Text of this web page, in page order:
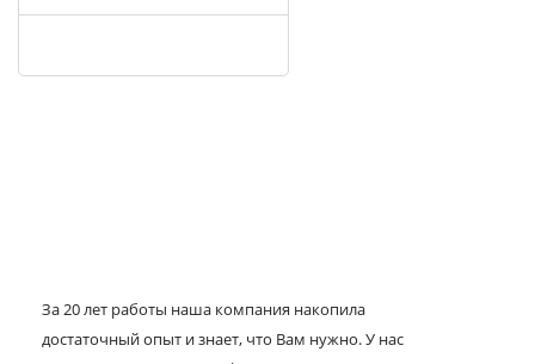
За 20 лет работы наша компания накопила
достаточный опыт и знает, что Вам нужно. У нас